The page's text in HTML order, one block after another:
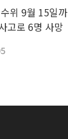
위 9월 15일
고로 6명 사망